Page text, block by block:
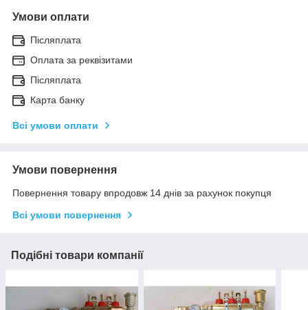
Умови оплати
Післяплата
Оплата за реквізитами
Післяплата
Карта банку
Всі умови оплати
Умови повернення
Повернення товару впродовж 14 днів за рахунок покупця
Всі умови повернення
Подібні товари компанії